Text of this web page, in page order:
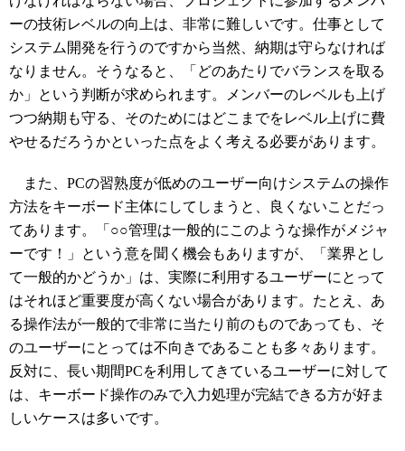
ーの技術レベルの向上は、非常に難しいです。仕事として
システム開発を行うのですから当然、納期は守らなければ
なりません。そうなると、「どのあたりでバランスを取る
か」という判断が求められます。メンバーのレベルも上げ
つつ納期も守る、そのためにはどこまでをレベル上げに費
やせるだろうかといった点をよく考える必要があります。
また、PCの習熟度が低めのユーザー向けシステムの操作
方法をキーボード主体にしてしまうと、良くないことだっ
てあります。「○○管理は一般的にこのような操作がメジャ
ーです！」という意を聞く機会もありますが、「業界とし
て一般的かどうか」は、実際に利用するユーザーにとって
はそれほど重要度が高くない場合があります。たとえ、あ
る操作法が一般的で非常に当たり前のものであっても、そ
のユーザーにとっては不向きであることも多々あります。
反対に、長い期間PCを利用してきているユーザーに対して
は、キーボード操作のみで入力処理が完結できる方が好ま
しいケースは多いです。